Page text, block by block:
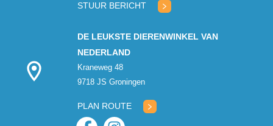
STUUR BERICHT
DE LEUKSTE DIERENWINKEL VAN
NEDERLAND
Kraneweg 48
9718 JS Groningen
PLAN ROUTE